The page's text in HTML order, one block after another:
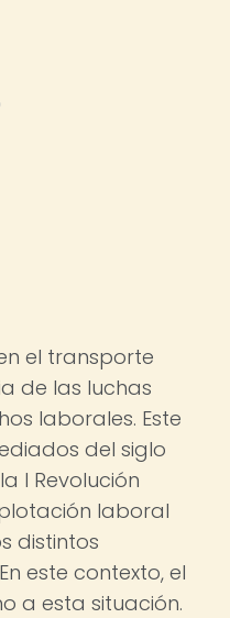
el transporte
de las luchas
laborales. Este
del siglo
I Revolución
laboral
distintos
este contexto, el
a esta situación.